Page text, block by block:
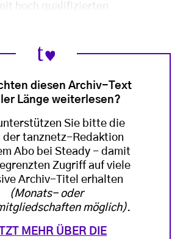
hoch qualifizierten
diesen Archiv-Text
Länge weiterlesen?
Sie bitte die
der tanznetz-Redaktion
Abo bei Steady - damit
Zugriff auf viele
Archiv-Titel erhalten
(Monats- oder
möglich).
MEHR ÜBER DIE